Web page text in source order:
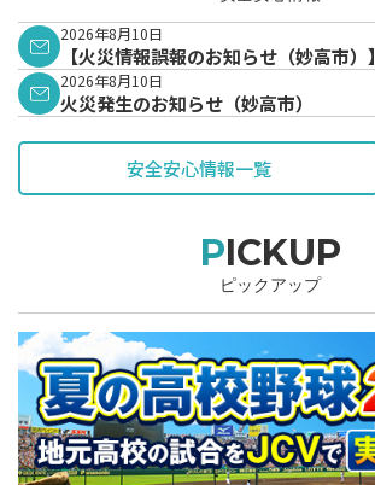
2026年8月10日
【火災情報誤報のお知らせ（妙高市）】
2026年8月10日
火災発生のお知らせ（妙高市）
安全安心情報一覧
PICKUP
ピックアップ